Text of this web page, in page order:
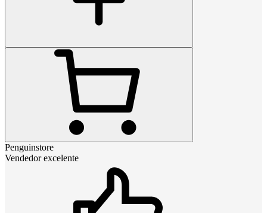
Penguinstore
Vendedor excelente